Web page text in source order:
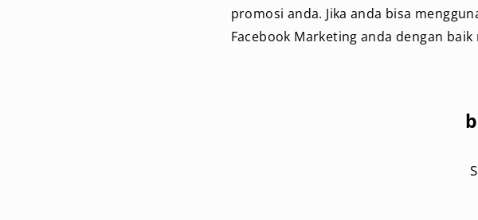
promosi anda. Jika anda bisa
Facebook Marketing anda dengan